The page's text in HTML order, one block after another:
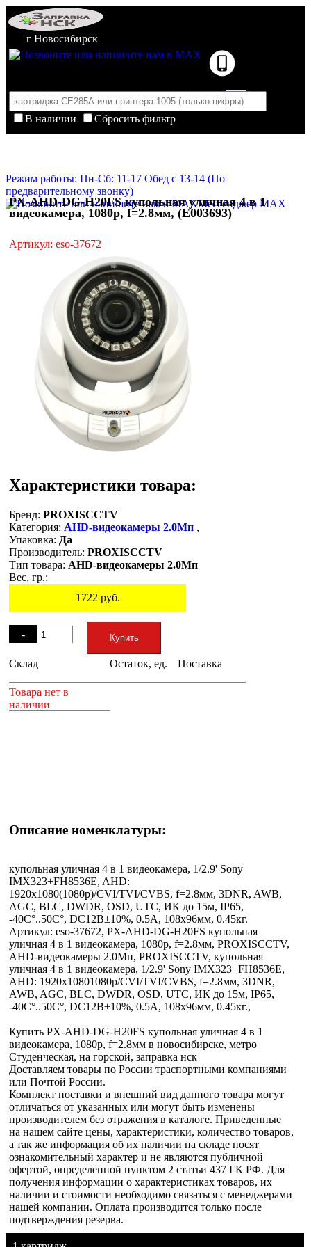
г Новосибирск
В наличии
Сбросить фильтр
Корзина пуста
Режим работы: Пн-Сб: 11-17 Обед с 13-14 (По
предварительному звонку)
Мессенджер MAX
PX-AHD-DG-H20FS купольная уличная 4 в 1
видеокамера, 1080p, f=2.8мм, (E003693)
Артикул: eso-37672
Характеристики товара:
Бренд: PROXISCCTV
Категория: AHD-видеокамеры 2.0Мп ,
Упаковка: Да
Производитель: PROXISCCTV
Тип товара: AHD-видеокамеры 2.0Мп
Вес, гр.:
1722 руб.
-
+
Купить
Склад Остаток, ед. Поставка
Товара нет в
наличии
Описание номенклатуры:
купольная уличная 4 в 1 видеокамера, 1/2.9' Sony
IMX323+FH8536E, AHD:
1920х1080(1080p)/CVI/TVI/CVBS, f=2.8мм, 3DNR, AWB,
AGC, BLC, DWDR, OSD, UTC, ИК до 15м, IP65,
-40C°..50C°, DC12В±10%, 0.5А, 108x96мм, 0.45кг.
Артикул: eso-37672, PX-AHD-DG-H20FS купольная
уличная 4 в 1 видеокамера, 1080p, f=2.8мм, PROXISCCTV,
AHD-видеокамеры 2.0Мп, PROXISCCTV, купольная
уличная 4 в 1 видеокамера, 1/2.9' Sony IMX323+FH8536E,
AHD: 1920х10801080p/CVI/TVI/CVBS, f=2.8мм, 3DNR,
AWB, AGC, BLC, DWDR, OSD, UTC, ИК до 15м, IP65,
-40C°..50C°, DC12В±10%, 0.5А, 108x96мм, 0.45кг.,
Купить PX-AHD-DG-H20FS купольная уличная 4 в 1
видеокамера, 1080p, f=2.8мм в новосибирске, метро
Студенческая, на горской, заправка нск
Доставляем товары по России траспортными компаниями
или Почтой России.
Комплект поставки и внешний вид данного товара могут
отличаться от указанных или могут быть изменены
производителем без отражения в каталоге. Приведенные
на нашем сайте цены, характеристики, количество товаров,
а так же информация об их наличии на складе носят
ознакомительный характер и не являются публичной
офертой, определенной пунктом 2 статьи 437 ГК РФ. Для
получения информации о характеристиках товаров, их
наличии и стоимости необходимо связаться с менеджерами
нашей компании. Оплата производится только после
подтверждения резерва.